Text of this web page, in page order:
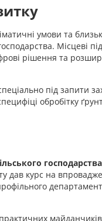
умови та
Місцеві
рішення та
під запити
обробітку
дав курс на